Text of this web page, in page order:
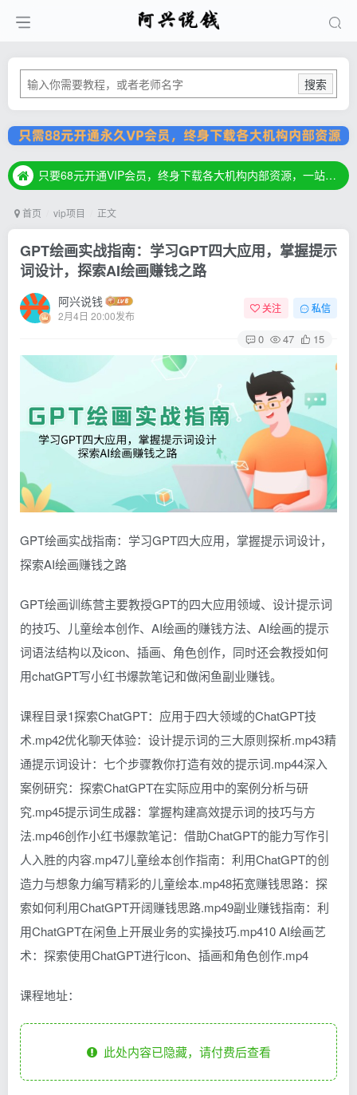
搜索
只要68元开通VIP会员，终身下载各大机构内部资源，一站式草根创业基地，最新最强网赚教程大全，小投入，大回报！
只要68元开通VIP会员，终身下载各大机构内部资源，一站式草根创业基地，最新最强网赚教程大全，小投入，大回报！
首页 vip项目 正文
GPT绘画实战指南：学习GPT四大应用，掌握提示
词设计，探索AI绘画赚钱之路
阿兴说钱
2月4日 20:00发布
关注 私信
0 47 15
GPT绘画实战指南：学习GPT四大应用，掌握提示词设计，
探索AI绘画赚钱之路
GPT绘画训练营主要教授GPT的四大应用领域、设计提示词
的技巧、儿童绘本创作、AI绘画的赚钱方法、AI绘画的提示
词语法结构以及icon、插画、角色创作，同时还会教授如何
用chatGPT写小红书爆款笔记和做闲鱼副业赚钱。
课程目录1探索ChatGPT：应用于四大领域的ChatGPT技
术.mp42优化聊天体验：设计提示词的三大原则探析.mp43精
通提示词设计：七个步骤教你打造有效的提示词.mp44深入
案例研究：探索ChatGPT在实际应用中的案例分析与研
究.mp45提示词生成器：掌握构建高效提示词的技巧与方
法.mp46创作小红书爆款笔记：借助ChatGPT的能力写作引
人入胜的内容.mp47儿童绘本创作指南：利用ChatGPT的创
造力与想象力编写精彩的儿童绘本.mp48拓宽赚钱思路：探
索如何利用ChatGPT开阔赚钱思路.mp49副业赚钱指南：利
用ChatGPT在闲鱼上开展业务的实操技巧.mp410 AI绘画艺
术：探索使用ChatGPT进行lcon、插画和角色创作.mp4
课程地址：
此处内容已隐藏，请付费后查看